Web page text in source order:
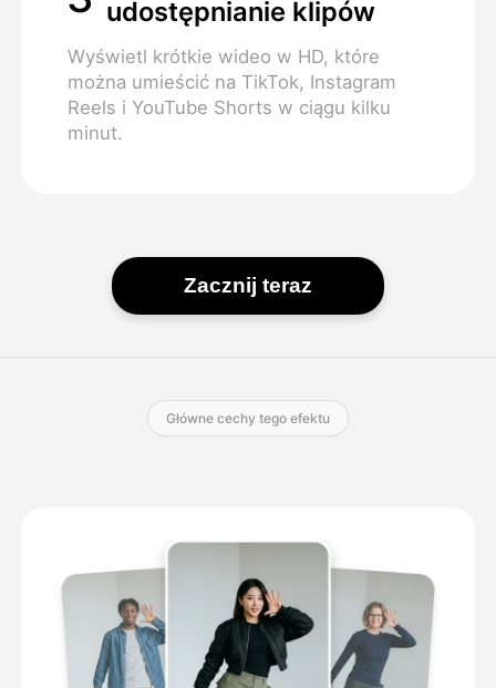
udostępnianie klipów
Wyświetl krótkie wideo w HD, które
można umieścić na TikTok, Instagram
Reels i YouTube Shorts w ciągu kilku
minut.
Zacznij teraz
Główne cechy tego efektu